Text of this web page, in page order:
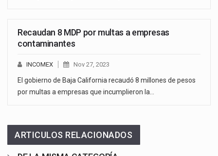
Recaudan 8 MDP por multas a empresas
contaminantes
INCOMEX Nov 27, 2023
El gobierno de Baja California recaudó 8 millones de pesos
por multas a empresas que incumplieron la…
ARTICULOS RELACIONADOS